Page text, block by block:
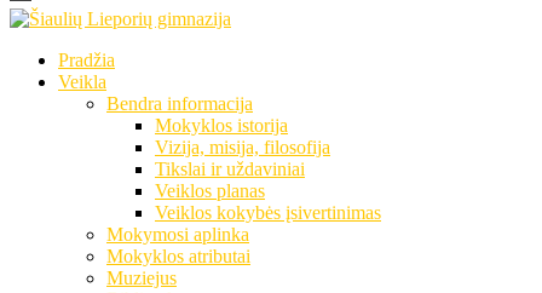
Pradžia
Veikla
Bendra informacija
Mokyklos istorija
Vizija, misija, filosofija
Tikslai ir uždaviniai
Veiklos planas
Veiklos kokybės įsivertinimas
Mokymosi aplinka
Mokyklos atributai
Muziejus